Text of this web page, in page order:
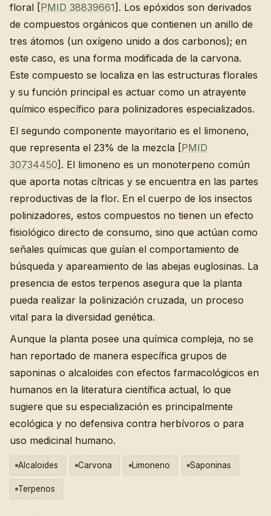
floral [PMID 38839661]. Los epóxidos son derivados
de compuestos orgánicos que contienen un anillo de
tres átomos (un oxígeno unido a dos carbonos); en
este caso, es una forma modificada de la carvona.
Este compuesto se localiza en las estructuras florales
y su función principal es actuar como un atrayente
químico específico para polinizadores especializados.
El segundo componente mayoritario es el limoneno,
que representa el 23% de la mezcla [PMID
30734450]. El limoneno es un monoterpeno común
que aporta notas cítricas y se encuentra en las partes
reproductivas de la flor. En el cuerpo de los insectos
polinizadores, estos compuestos no tienen un efecto
fisiológico directo de consumo, sino que actúan como
señales químicas que guían el comportamiento de
búsqueda y apareamiento de las abejas euglosinas. La
presencia de estos terpenos asegura que la planta
pueda realizar la polinización cruzada, un proceso
vital para la diversidad genética.
Aunque la planta posee una química compleja, no se
han reportado de manera específica grupos de
saponinas o alcaloides con efectos farmacológicos en
humanos en la literatura científica actual, lo que
sugiere que su especialización es principalmente
ecológica y no defensiva contra herbívoros o para
uso medicinal humano.
Alcaloides Carvona Limoneno Saponinas
Terpenos